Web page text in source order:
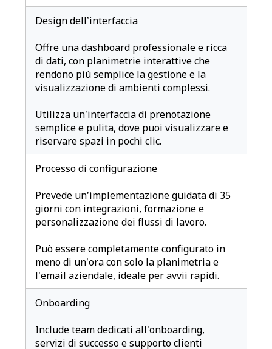
Design dell’interfaccia
Offre una dashboard professionale e ricca
di dati, con planimetrie interattive che
rendono più semplice la gestione e la
visualizzazione di ambienti complessi.
Utilizza un’interfaccia di prenotazione
semplice e pulita, dove puoi visualizzare e
riservare spazi in pochi clic.
Processo di configurazione
Prevede un’implementazione guidata di 35
giorni con integrazioni, formazione e
personalizzazione dei flussi di lavoro.
Può essere completamente configurato in
meno di un’ora con solo la planimetria e
l’email aziendale, ideale per avvii rapidi.
Onboarding
Include team dedicati all’onboarding,
servizi di successo e supporto clienti